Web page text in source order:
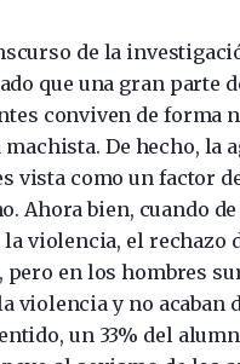
de la
que una gran parte
conviven de forma
De hecho, la
vista como un factor
Ahora bien, cuando
la violencia, el rechazo
pero en los hombres
violencia y no acaban
un 33% del